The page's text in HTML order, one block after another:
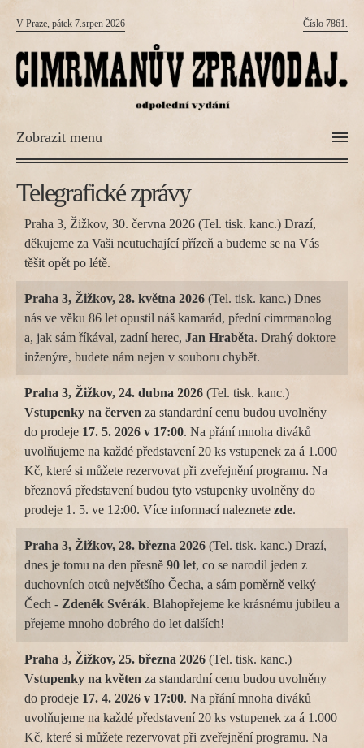
V Praze, pátek 7.srpen 2026 Číslo 7861.
Zobrazit menu
Telegrafické zprávy
Praha 3, Žižkov, 30. června 2026 (Tel. tisk. kanc.) Drazí,
děkujeme za Vaši neutuchající přízeň a budeme se na Vás
těšit opět po létě.
Praha 3, Žižkov, 28. května 2026 (Tel. tisk. kanc.) Dnes
nás ve věku 86 let opustil náš kamarád, přední cimrmanolog
a, jak sám říkával, zadní herec, Jan Hraběta. Drahý doktore
inženýre, budete nám nejen v souboru chybět.
Praha 3, Žižkov, 24. dubna 2026 (Tel. tisk. kanc.)
Vstupenky na červen za standardní cenu budou uvolněny
do prodeje 17. 5. 2026 v 17:00. Na přání mnoha diváků
uvolňujeme na každé představení 20 ks vstupenek za á 1.000
Kč, které si můžete rezervovat při zveřejnění programu. Na
březnová představení budou tyto vstupenky uvolněny do
prodeje 1. 5. ve 12:00. Více informací naleznete zde.
Praha 3, Žižkov, 28. března 2026 (Tel. tisk. kanc.) Drazí,
dnes je tomu na den přesně 90 let, co se narodil jeden z
duchovních otců největšího Čecha, a sám poměrně velký
Čech - Zdeněk Svěrák. Blahopřejeme ke krásnému jubileu a
přejeme mnoho dobrého do let dalších!
Praha 3, Žižkov, 25. března 2026 (Tel. tisk. kanc.)
Vstupenky na květen za standardní cenu budou uvolněny
do prodeje 17. 4. 2026 v 17:00. Na přání mnoha diváků
uvolňujeme na každé představení 20 ks vstupenek za á 1.000
Kč, které si můžete rezervovat při zveřejnění programu. Na